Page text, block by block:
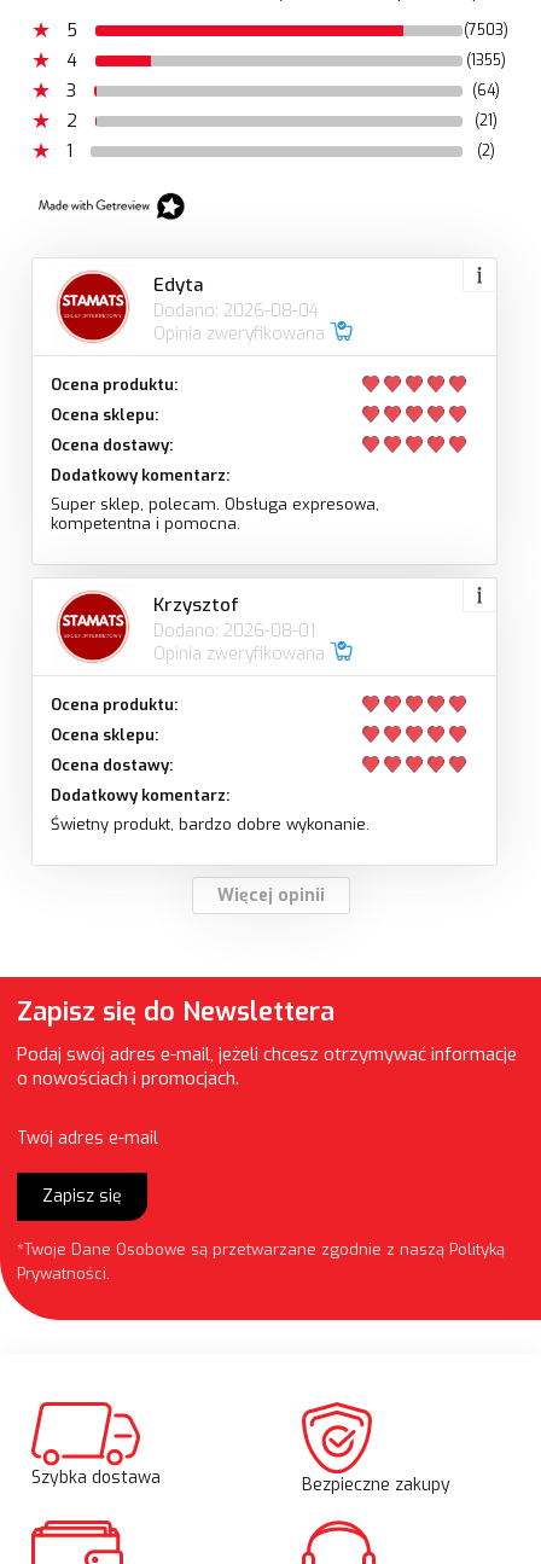
5
(7503)
4 (1355)
3 (64)
2 (21)
1 (2)
Edyta
Dodano: 2026-08-04
Opinia zweryfikowana
Ocena produktu:
Ocena sklepu:
Ocena dostawy:
Dodatkowy komentarz:
Super sklep, polecam. Obsługa expresowa,
kompetentna i pomocna.
Krzysztof
Dodano: 2026-08-01
Opinia zweryfikowana
Ocena produktu:
Ocena sklepu:
Ocena dostawy:
Dodatkowy komentarz:
Świetny produkt, bardzo dobre wykonanie.
Więcej opinii
Zapisz się do Newslettera
Podaj swój adres e-mail, jeżeli chcesz otrzymywać informacje
o nowościach i promocjach.
Twój adres e-mail
Zapisz się
*Twoje Dane Osobowe są przetwarzane zgodnie z naszą Polityką
Prywatności.
Szybka dostawa Bezpieczne zakupy